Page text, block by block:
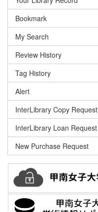
Bookmark
My Search
Review History
Tag History
Alert
InterLibrary Copy Request
InterLibrary Loan Request
New Purchase Request